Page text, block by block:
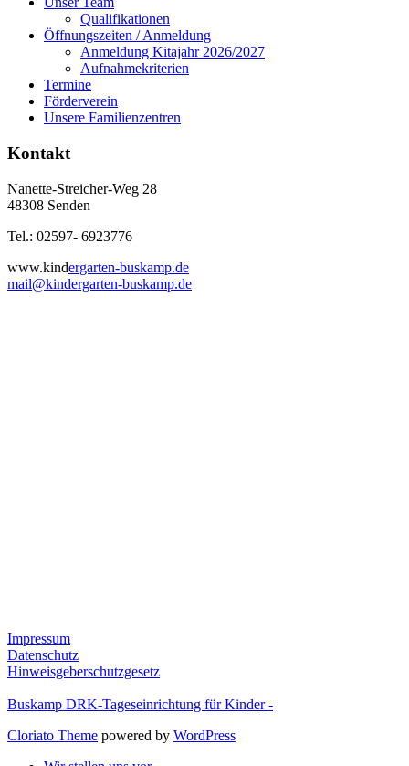
Qualifikationen
Öffnungszeiten / Anmeldung
Anmeldung Kitajahr 2026/2027
Aufnahmekriterien
Termine
Förderverein
Unsere Familienzentren
Kontakt
Nanette-Streicher-Weg 28
48308 Senden
Tel.: 02597- 6923776
www.kindergarten-buskamp.de
mail@kindergarten-buskamp.de
Impressum
Datenschutz
Hinweisgeberschutzgesetz
Buskamp DRK-Tageseinrichtung für Kinder -
Cloriato Theme powered by WordPress